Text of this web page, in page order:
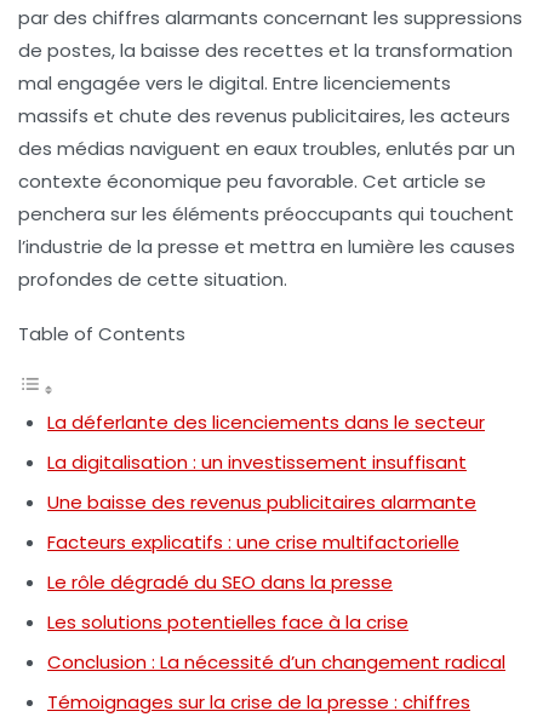
par des chiffres alarmants concernant les suppressions
de postes, la baisse des recettes et la transformation
mal engagée vers le digital. Entre licenciements
massifs et chute des revenus publicitaires, les acteurs
des médias naviguent en eaux troubles, enlutés par un
contexte économique peu favorable. Cet article se
penchera sur les éléments préoccupants qui touchent
l’industrie de la presse et mettra en lumière les causes
profondes de cette situation.
Table of Contents
La déferlante des licenciements dans le secteur
La digitalisation : un investissement insuffisant
Une baisse des revenus publicitaires alarmante
Facteurs explicatifs : une crise multifactorielle
Le rôle dégradé du SEO dans la presse
Les solutions potentielles face à la crise
Conclusion : La nécessité d’un changement radical
Témoignages sur la crise de la presse : chiffres